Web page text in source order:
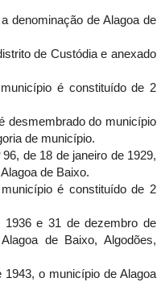
denominação de Alagoa de
de Custódia e anexado
é constituído de 2
desmembrado do município
de município.
de 18 de janeiro de 1929,
de Baixo.
é constituído de 2
1936 e 31 de dezembro de
de Baixo, Algodões,
o município de Alagoa